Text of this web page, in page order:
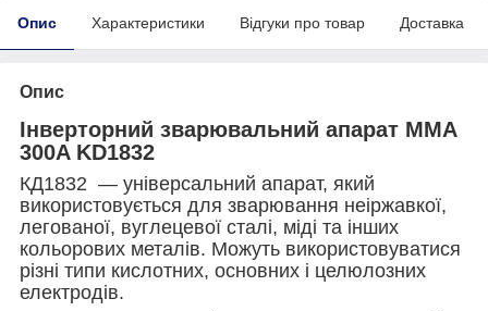
Опис Характеристики Відгуки про товар Доставка
Опис
Інверторний зварювальний апарат ММА
300A KD1832
КД1832 — універсальний апарат, який
використовується для зварювання неіржавкої,
легованої, вуглецевої сталі, міді та інших
кольорових металів. Можуть використовуватися
різні типи кислотних, основних і целюлозних
електродів.